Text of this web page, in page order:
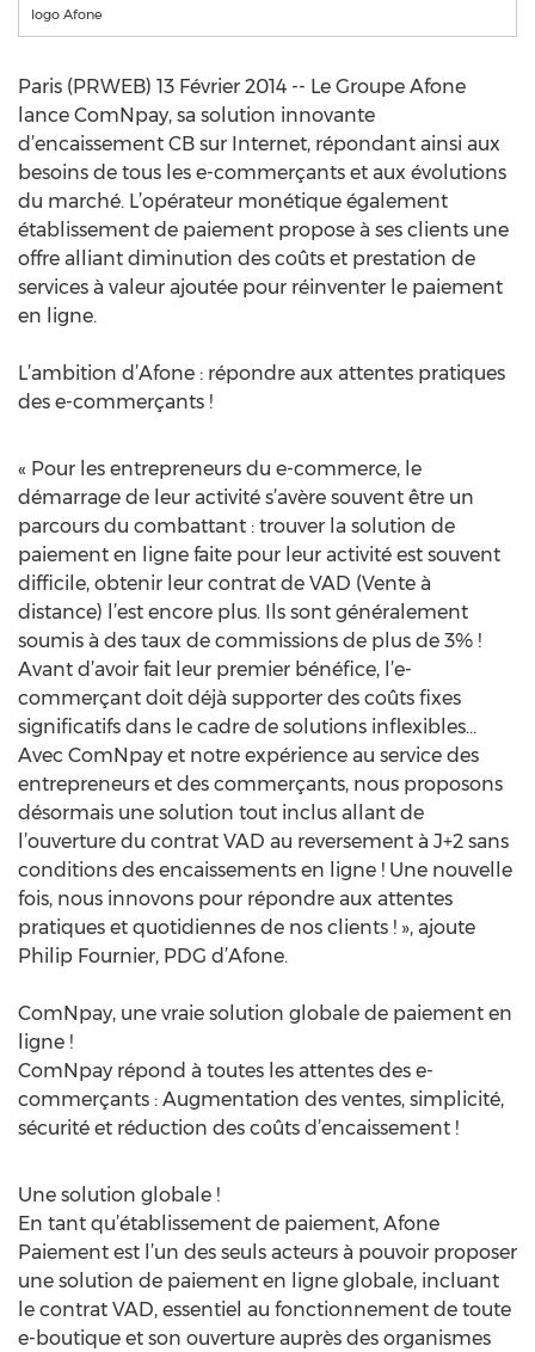
logo Afone
Paris (PRWEB) 13 Février 2014 -- Le Groupe Afone
lance ComNpay, sa solution innovante
d’encaissement CB sur Internet, répondant ainsi aux
besoins de tous les e-commerçants et aux évolutions
du marché. L’opérateur monétique également
établissement de paiement propose à ses clients une
offre alliant diminution des coûts et prestation de
services à valeur ajoutée pour réinventer le paiement
en ligne.
L’ambition d’Afone : répondre aux attentes pratiques
des e-commerçants !
« Pour les entrepreneurs du e-commerce, le
démarrage de leur activité s’avère souvent être un
parcours du combattant : trouver la solution de
paiement en ligne faite pour leur activité est souvent
difficile, obtenir leur contrat de VAD (Vente à
distance) l’est encore plus. Ils sont généralement
soumis à des taux de commissions de plus de 3% !
Avant d’avoir fait leur premier bénéfice, l’e-
commerçant doit déjà supporter des coûts fixes
significatifs dans le cadre de solutions inflexibles…
Avec ComNpay et notre expérience au service des
entrepreneurs et des commerçants, nous proposons
désormais une solution tout inclus allant de
l’ouverture du contrat VAD au reversement à J+2 sans
conditions des encaissements en ligne ! Une nouvelle
fois, nous innovons pour répondre aux attentes
pratiques et quotidiennes de nos clients ! », ajoute
Philip Fournier, PDG d’Afone.
ComNpay, une vraie solution globale de paiement en
ligne !
ComNpay répond à toutes les attentes des e-
commerçants : Augmentation des ventes, simplicité,
sécurité et réduction des coûts d’encaissement !
Une solution globale !
En tant qu’établissement de paiement, Afone
Paiement est l’un des seuls acteurs à pouvoir proposer
une solution de paiement en ligne globale, incluant
le contrat VAD, essentiel au fonctionnement de toute
e-boutique et son ouverture auprès des organismes